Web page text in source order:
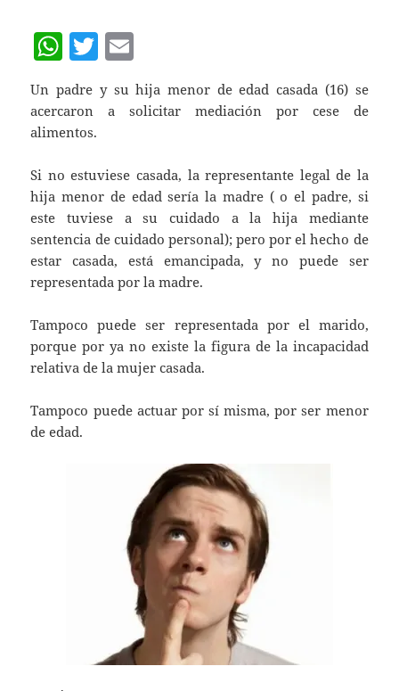
W
h
at
s
p
p
T
itt
m
ai
Un padre y su hija menor de edad casada (16) se
acercaron a solicitar mediación por cese de
alimentos.
Si no estuviese casada, la representante legal de la
hija menor de edad sería la madre ( o el padre, si
este tuviese a su cuidado a la hija mediante
sentencia de cuidado personal); pero por el hecho de
estar casada, está emancipada, y no puede ser
representada por la madre.
Tampoco puede ser representada por el marido,
porque por ya no existe la figura de la incapacidad
relativa de la mujer casada.
Tampoco puede actuar por sí misma, por ser menor
de edad.